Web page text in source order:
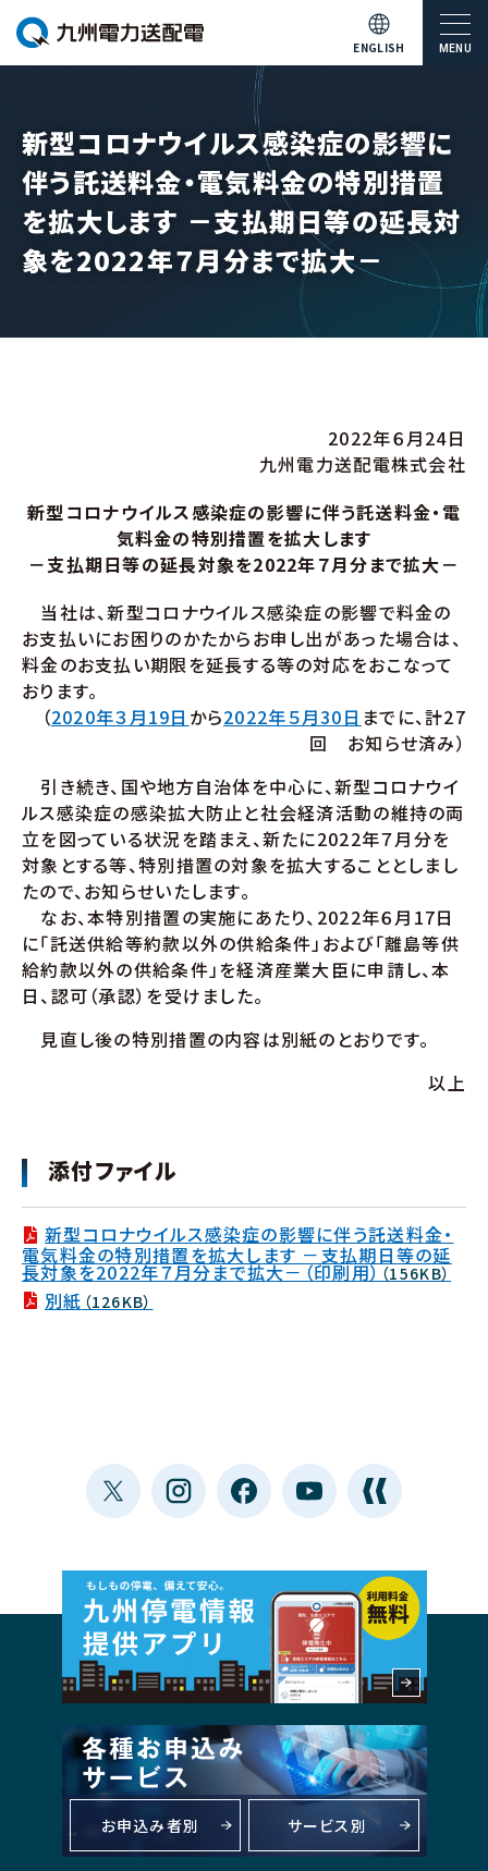
ENGLISH MENU
新型コロナウイルス感染症の影響に
伴う託送料金・電気料金の特別措置
を拡大します －支払期日等の延長対
象を2022年７月分まで拡大－
2022年６月24日
九州電力送配電株式会社
新型コロナウイルス感染症の影響に伴う託送料金・電
気料金の特別措置を拡大します
－支払期日等の延長対象を2022年７月分まで拡大－
当社は、新型コロナウイルス感染症の影響で料金の
お支払いにお困りのかたからお申し出があった場合は、
料金のお支払い期限を延長する等の対応をおこなって
おります。
（2020年３月19日 から2022年５月30日 までに、計27
回 お知らせ済み）
引き続き、国や地方自治体を中心に、新型コロナウイ
ルス感染症の感染拡大防止と社会経済活動の維持の両
立を図っている状況を踏まえ、新たに2022年７月分を
対象とする等、特別措置の対象を拡大することとしまし
たので、お知らせいたします。
なお、本特別措置の実施にあたり、2022年６月17日
に「託送供給等約款以外の供給条件」および「離島等供
給約款以外の供給条件」を経済産業大臣に申請し、本
日、認可（承認）を受けました。
見直し後の特別措置の内容は別紙のとおりです。
以上
添付ファイル
新型コロナウイルス感染症の影響に伴う託送料金・
電気料金の特別措置を拡大します －支払期日等の延
長対象を2022年７月分まで拡大－（印刷用）（156KB）
別紙 （126KB）
お申込み者別 サービス別